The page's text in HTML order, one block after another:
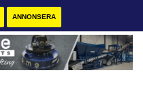
ANNONSERA